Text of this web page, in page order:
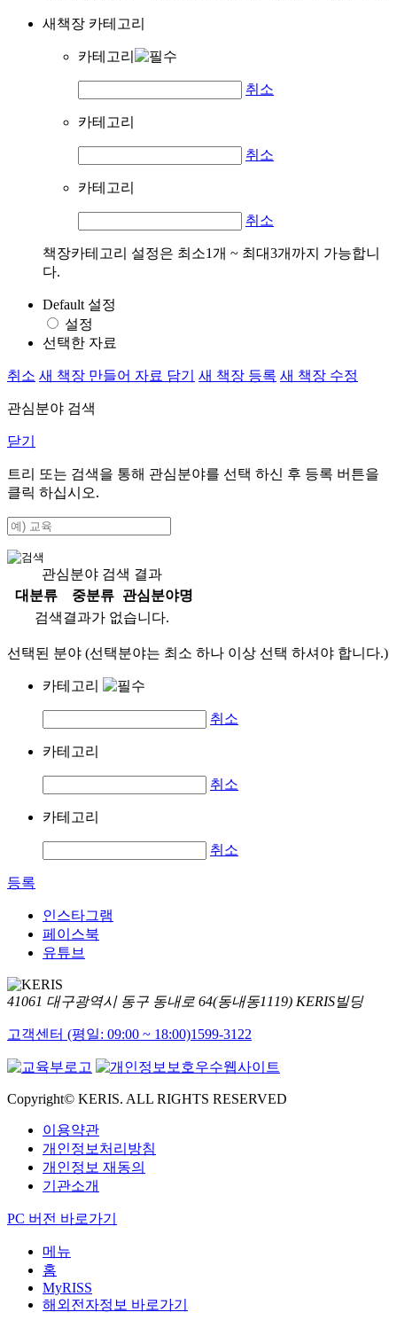
새책장 카테고리
카테고리
취소
카테고리
취소
카테고리
취소
책장카테고리 설정은 최소1개 ~ 최대3개까지 가능합니
다.
Default 설정
설정
선택한 자료
취소 새 책장 만들어 자료 담기 새 책장 등록 새 책장 수정
관심분야 검색
닫기
트리 또는 검색을 통해 관심분야를 선택 하신 후 등록 버튼을
클릭 하십시오.
관심분야 검색 결과
대분류
중분류
관심분야명
검색결과가 없습니다.
선택된 분야 (선택분야는 최소 하나 이상 선택 하셔야 합니다.)
카테고리
취소
카테고리
취소
카테고리
취소
등록
인스타그램
페이스북
유튜브
41061 대구광역시 동구 동내로 64(동내동1119) KERIS빌딩
고객센터 (평일: 09:00 ~ 18:00)1599-3122
Copyright© KERIS. ALL RIGHTS RESERVED
이용약관
개인정보처리방침
개인정보 재동의
기관소개
PC 버전 바로가기
메뉴
홈
MyRISS
해외전자정보 바로가기